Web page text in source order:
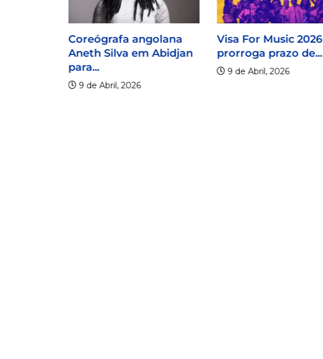
Coreógrafa angolana
Aneth Silva em Abidjan
para...
9 de Abril, 2026
Visa For Music 2026
prorroga prazo de...
9 de Abril, 2026